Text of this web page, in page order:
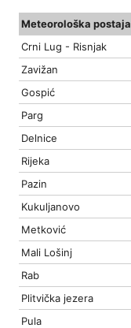
Meteorološka postaja
Crni Lug - Risnjak
Zavižan
Gospić
Parg
Delnice
Rijeka
Pazin
Kukuljanovo
Metković
Mali Lošinj
Rab
Plitvička jezera
Pula